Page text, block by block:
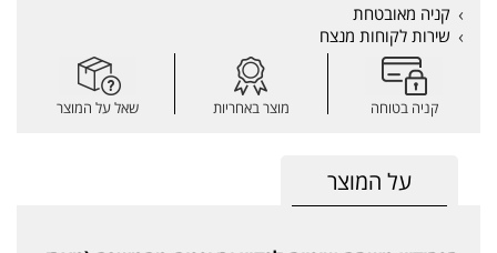
קניה מאובטחת
שירות לקוחות מנצח
קניה בטוחה מוצר באחריות שאל על המוצר
על המוצר